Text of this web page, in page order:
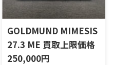
GOLDMUND MIMESIS
27.3 ME 買取上限価格
250,000円